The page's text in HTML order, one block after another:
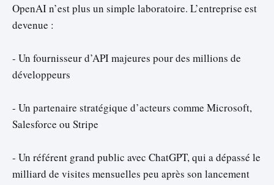
OpenAI n’est plus un simple laboratoire. L’entreprise est
devenue :
- Un fournisseur d’API majeures pour des millions de
développeurs
- Un partenaire stratégique d’acteurs comme Microsoft,
Salesforce ou Stripe
- Un référent grand public avec ChatGPT, qui a dépassé le
milliard de visites mensuelles peu après son lancement